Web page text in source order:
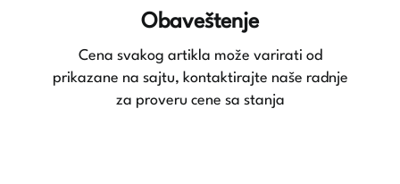
Obaveštenje
Cena svakog artikla može varirati od
prikazane na sajtu, kontaktirajte naše radnje
za proveru cene sa stanja